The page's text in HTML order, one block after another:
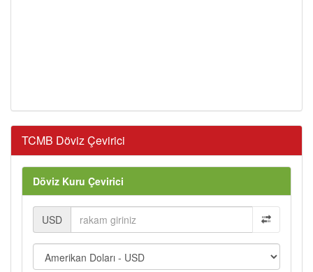
TCMB Döviz Çevirici
Döviz Kuru Çevirici
USD